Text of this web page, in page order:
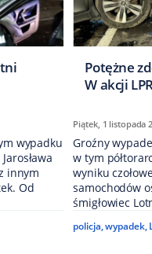
wypadku
innym
Od
Potężne
W akcji
Piątek, 1 listopada
Groźny
w tym
wyniku
samochodów
śmigłowiec
policja,wypadek,